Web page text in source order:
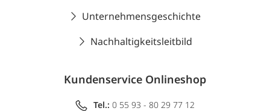
Unternehmensgeschichte
Nachhaltigkeitsleitbild
Kundenservice Onlineshop
Tel.: 0 55 93 - 80 29 77 12